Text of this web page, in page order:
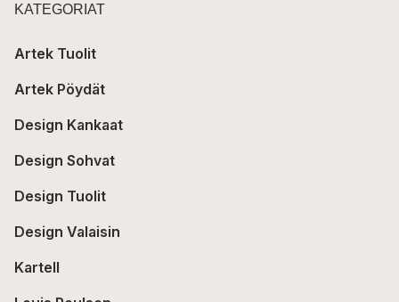
KATEGORIAT
Artek Tuolit
Artek Pöydät
Design Kankaat
Design Sohvat
Design Tuolit
Design Valaisin
Kartell